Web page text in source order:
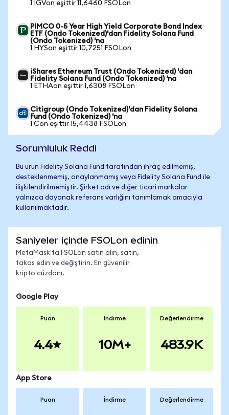
1 IGVon eşittir 11,6460 FSOLon
PIMCO 0-5 Year High Yield Corporate Bond Index
ETF (Ondo Tokenized)'dan Fidelity Solana Fund
(Ondo Tokenized) 'na
1 HYSon eşittir 10,7251 FSOLon
iShares Ethereum Trust (Ondo Tokenized) 'dan
Fidelity Solana Fund (Ondo Tokenized) 'na
1 ETHAon eşittir 1,6308 FSOLon
Citigroup (Ondo Tokenized)'dan Fidelity Solana
Fund (Ondo Tokenized) 'na
1 Con eşittir 15,4438 FSOLon
Sorumluluk Reddi
Bu ürün Fidelity Solana Fund tarafından ihraç edilmemiş,
desteklenmemiş, onaylanmamış veya Fidelity Solana Fund ile
ilişkilendirilmemiştir. Şirket adı ve diğer ticari markalar
yalnızca dayanak referans varlığını tanımlamak amacıyla
kullanılmaktadır.
Saniyeler içinde FSOLon edinin
MetaMask'ta FSOLon satın alın, satın,
takas edin ve değiştirin. En güvenilir
kripto cüzdanı.
Google Play
Puan
4.4
İndirme
10M+
Değerlendirme
483.9K
App Store
Puan İndirme Değerlendirme